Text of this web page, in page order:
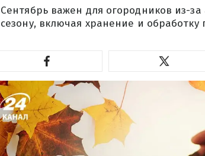
Сентябрь важен для огородников из-
сезону, включая хранение и обработку